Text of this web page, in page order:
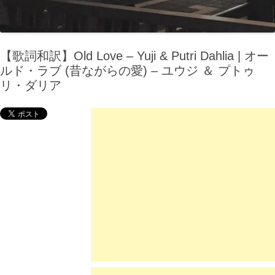
【歌詞和訳】Old Love – ​Yuji & Putri Dahlia | オー
ルド・ラブ (昔ながらの愛) – ユウジ ＆ プトゥ
リ・ダリア